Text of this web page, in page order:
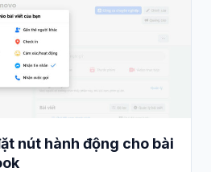
nút hành động cho bài